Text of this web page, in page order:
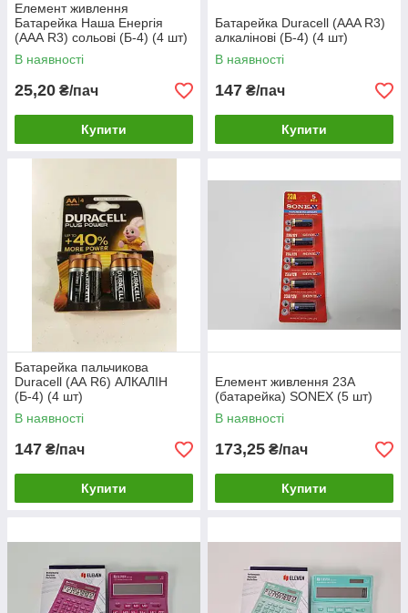
Елемент живлення
Батарейка Наша Енергія
(ААА R3) сольові (Б-4) (4 шт)
В наявності
25,20 ₴/пач
Купити
Батарейка Duracell (ААA R3)
алкалінові (Б-4) (4 шт)
В наявності
147 ₴/пач
Купити
Батарейка пальчикова
Duracell (АА R6) АЛКАЛІН
(Б-4) (4 шт)
В наявності
147 ₴/пач
Купити
Елемент живлення 23А
(батарейка) SONEX (5 шт)
В наявності
173,25 ₴/пач
Купити